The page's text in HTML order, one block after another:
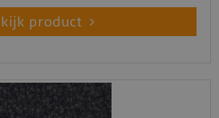
product